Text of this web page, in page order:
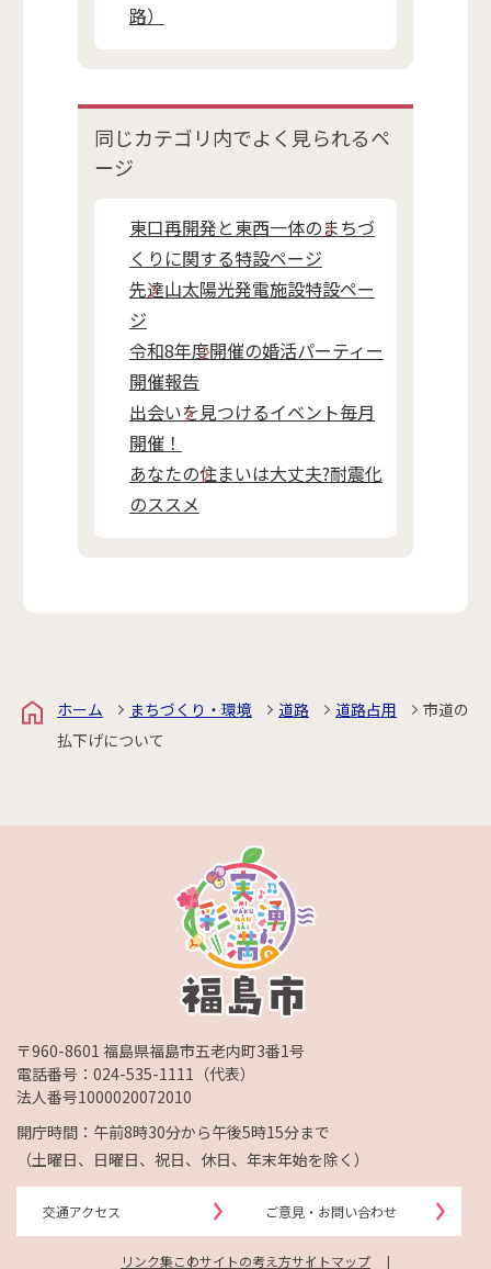
路）
同じカテゴリ内でよく見られるペ
ージ
東口再開発と東西一体のまちづ
くりに関する特設ページ
先達山太陽光発電施設特設ペー
ジ
令和8年度開催の婚活パーティー
開催報告
出会いを見つけるイベント毎月
開催！
あなたの住まいは大丈夫?耐震化
のススメ
ホーム まちづくり・環境 道路 道路占用
市道の
払下げについて
〒960-8601 福島県福島市五老内町3番1号
電話番号： 024-535-1111 （代表）
法人番号1000020072010
開庁時間：午前8時30分から午後5時15分まで
（土曜日、日曜日、祝日、休日、年末年始を除く）
交通アクセス ご意見・お問い合わせ
リンク集このサイトの考え方サイトマップ